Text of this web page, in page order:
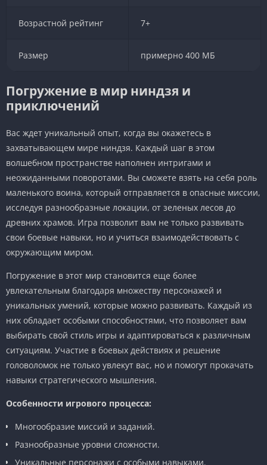
Возрастной рейтинг 7+
Размер примерно 400 МБ
Погружение в мир ниндзя и
приключений
Вас ждет уникальный опыт, когда вы окажетесь в
захватывающем мире ниндзя. Каждый шаг в этом
волшебном пространстве наполнен интригами и
неожиданными поворотами. Вы сможете взять на себя роль
маленького воина, который отправляется в опасные миссии,
исследуя разнообразные локации, от зеленых лесов до
древних храмов. Игра позволит вам не только развивать
свои боевые навыки, но и учиться взаимодействовать с
окружающим миром.
Погружение в этот мир становится еще более
увлекательным благодаря множеству персонажей и
уникальных умений, которые можно развивать. Каждый из
них обладает особыми способностями, что позволяет вам
выбирать свой стиль игры и адаптироваться к различным
ситуациям. Участие в боевых действиях и решение
головоломок не только увлекут вас, но и помогут прокачать
навыки стратегического мышления.
Особенности игрового процесса:
Многообразие миссий и заданий.
Разнообразные уровни сложности.
Уникальные персонажи с особыми навыками.